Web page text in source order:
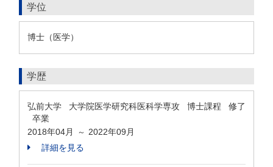
学位
博士（医学）
学歴
弘前大学 大学院医学研究科医科学専攻 博士課程 修了
卒業
2018年04月
～ 2022年09月
詳細を見る